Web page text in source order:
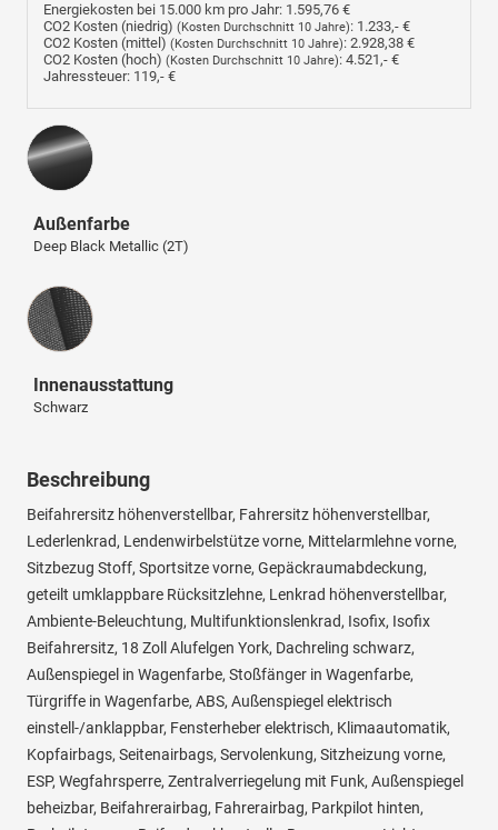
Energiekosten bei 15.000 km pro Jahr: 1.595,76 €
CO2 Kosten (niedrig) (Kosten Durchschnitt 10 Jahre): 1.233,- €
CO2 Kosten (mittel) (Kosten Durchschnitt 10 Jahre): 2.928,38 €
CO2 Kosten (hoch) (Kosten Durchschnitt 10 Jahre): 4.521,- €
Jahressteuer: 119,- €
Außenfarbe
Deep Black Metallic (2T)
Innenausstattung
Innenausstattung
Schwarz
Beschreibung
Beifahrersitz höhenverstellbar, Fahrersitz höhenverstellbar,
Lederlenkrad, Lendenwirbelstütze vorne, Mittelarmlehne vorne,
Sitzbezug Stoff, Sportsitze vorne, Gepäckraumabdeckung,
geteilt umklappbare Rücksitzlehne, Lenkrad höhenverstellbar,
Ambiente-Beleuchtung, Multifunktionslenkrad, Isofix, Isofix
Beifahrersitz, 18 Zoll Alufelgen York, Dachreling schwarz,
Außenspiegel in Wagenfarbe, Stoßfänger in Wagenfarbe,
Türgriffe in Wagenfarbe, ABS, Außenspiegel elektrisch
einstell-/anklappbar, Fensterheber elektrisch, Klimaautomatik,
Kopfairbags, Seitenairbags, Servolenkung, Sitzheizung vorne,
ESP, Wegfahrsperre, Zentralverriegelung mit Funk, Außenspiegel
beheizbar, Beifahrerairbag, Fahrerairbag, Parkpilot hinten,